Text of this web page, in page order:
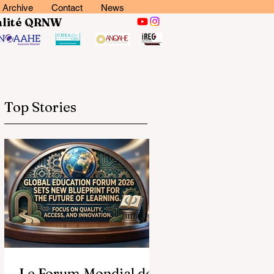
Archive Contact News
QRNW
Top Stories